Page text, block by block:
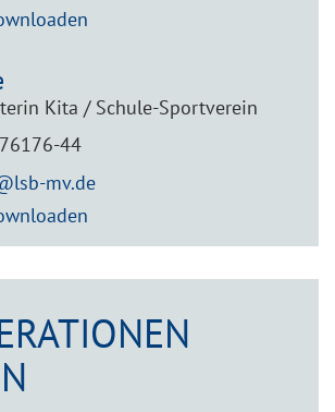
Kita / Schule-Sportverein
44
mv.de